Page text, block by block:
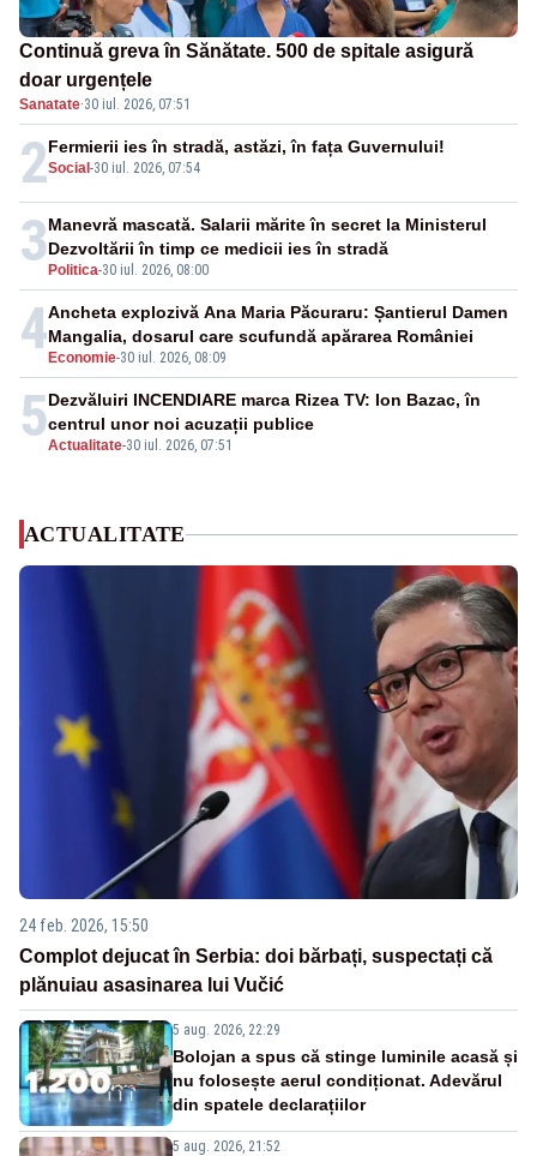
Continuă greva în Sănătate. 500 de spitale asigură
doar urgențele
Sanatate·30 iul. 2026, 07:51
2Social -30 iul. 2026, 07:54
Fermierii ies în stradă, astăzi, în fața Guvernului!
3 Politica-30 iul. 2026, 08:00
Manevră mascată. Salarii mărite în secret la Ministerul
Dezvoltării în timp ce medicii ies în stradă
4 Economie-30 iul. 2026, 08:09
Ancheta explozivă Ana Maria Păcuraru: Șantierul Damen
Mangalia, dosarul care scufundă apărarea României
5Actualitate-30 iul. 2026, 07:51
Dezvăluiri INCENDIARE marca Rizea TV: Ion Bazac, în
centrul unor noi acuzații publice
ACTUALITATE
24 feb. 2026, 15:50
Complot dejucat în Serbia: doi bărbați, suspectați că
plănuiau asasinarea lui Vučić
5 aug. 2026, 22:29
Bolojan a spus că stinge luminile acasă și
nu folosește aerul condiționat. Adevărul
din spatele declarațiilor
5 aug. 2026, 21:52